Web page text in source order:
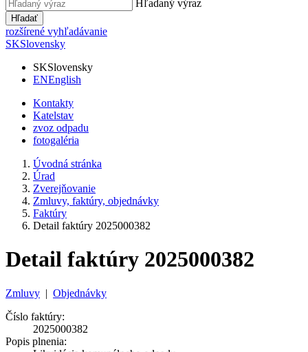
Hľadaný výraz
Hľadať
rozšírené vyhľadávanie
SKSlovensky
SKSlovensky
ENEnglish
Kontakty
Katelstav
zvoz odpadu
fotogaléria
Úvodná stránka
Úrad
Zverejňovanie
Zmluvy, faktúry, objednávky
Faktúry
Detail faktúry 2025000382
Detail faktúry 2025000382
Zmluvy | Objednávky
Číslo faktúry:
2025000382
Popis plnenia: